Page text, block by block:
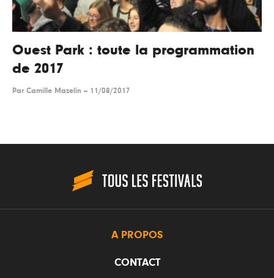
Ouest Park : toute la programmation
de 2017
Par Camille Mazelin -- 11/08/2017
A PROPOS
CONTACT